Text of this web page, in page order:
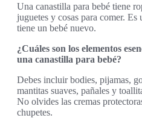
Una canastilla para bebé tiene
juguetes y cosas para comer.
tiene un bebé nuevo.
¿Cuáles son los elementos
una canastilla para bebé?
Debes incluir bodies, pijamas,
mantitas suaves, pañales y
No olvides las cremas
chupetes.